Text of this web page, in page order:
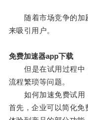
随着市场竞争的加
来吸引用户。
免费加速器app下载
但是在试用过程中，
流程繁琐等问题。
如何加速免费试用，
首先，企业可以简化免